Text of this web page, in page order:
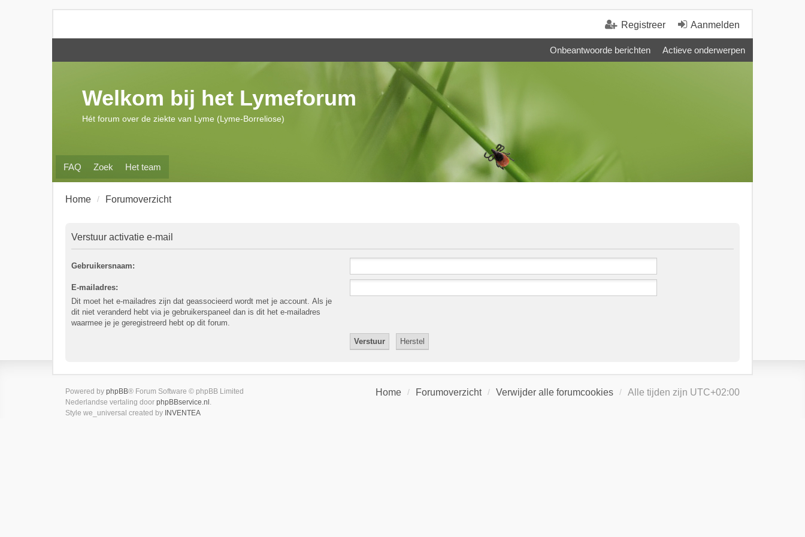
Aanmelden
Registreer
Onbeantwoorde berichten Actieve onderwerpen
FAQ Zoek Het team
Welkom bij het Lymeforum
Hét forum over de ziekte van Lyme (Lyme-Borreliose)
Home Forumoverzicht
Verstuur activatie e-mail
Gebruikersnaam:
E-mailadres:
Dit moet het e-mailadres zijn dat geassocieerd wordt met je account. Als je
dit niet veranderd hebt via je gebruikerspaneel dan is dit het e-mailadres
waarmee je je geregistreerd hebt op dit forum.
Home Forumoverzicht Verwijder alle forumcookies Alle tijden zijn UTC+02:00
Powered by phpBB® Forum Software © phpBB Limited
Nederlandse vertaling door phpBBservice.nl .
Style we_universal created by INVENTEA